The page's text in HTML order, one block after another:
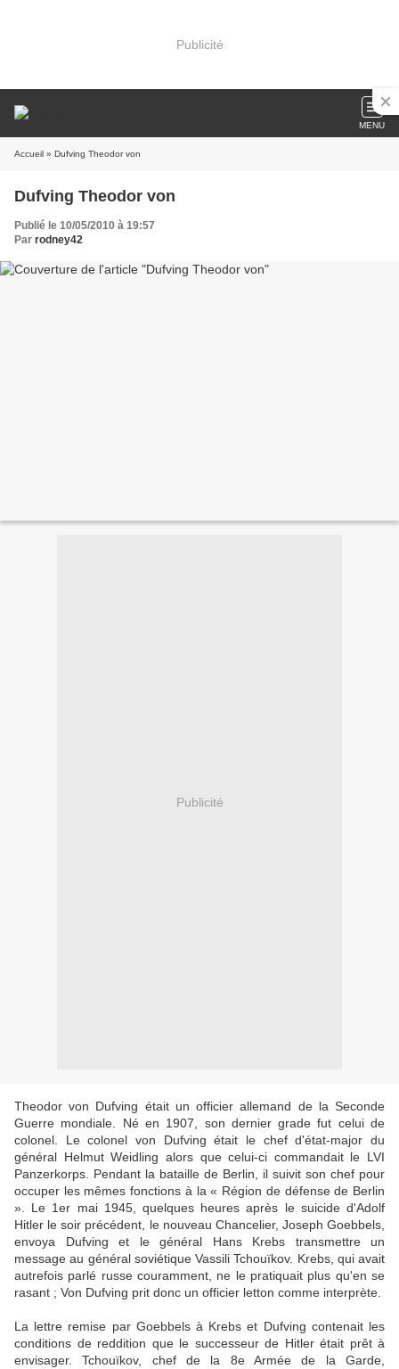
Publicité
MENU
Accueil » Dufving Theodor von
Dufving Theodor von
Publié le 10/05/2010 à 19:57
Par rodney42
Publicité
Theodor von Dufving était un officier allemand de la Seconde
Guerre mondiale. Né en 1907, son dernier grade fut celui de
colonel. Le colonel von Dufving était le chef d'état-major du
général Helmut Weidling alors que celui-ci commandait le LVI
Panzerkorps. Pendant la bataille de Berlin, il suivit son chef pour
occuper les mêmes fonctions à la « Région de défense de Berlin
». Le 1er mai 1945, quelques heures après le suicide d'Adolf
Hitler le soir précédent, le nouveau Chancelier, Joseph Goebbels,
envoya Dufving et le général Hans Krebs transmettre un
message au général soviétique Vassili Tchouïkov. Krebs, qui avait
autrefois parlé russe couramment, ne le pratiquait plus qu'en se
rasant ; Von Dufving prit donc un officier letton comme interprète.
La lettre remise par Goebbels à Krebs et Dufving contenait les
conditions de reddition que le successeur de Hitler était prêt à
envisager. Tchouïkov, chef de la 8e Armée de la Garde,